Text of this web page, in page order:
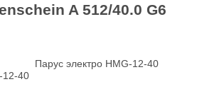
A 512/40.0 G6
Парус электро HMG-12-40